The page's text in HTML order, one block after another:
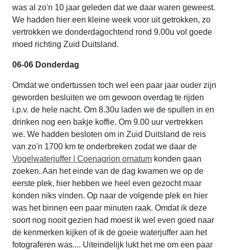
was al zo'n 10 jaar geleden dat we daar waren geweest.
We hadden hier een kleine week voor uit getrokken, zo
vertrokken we donderdagochtend rond 9.00u vol goede
moed richting Zuid Duitsland.
06-06 Donderdag
Omdat we ondertussen toch wel een paar jaar ouder zijn
geworden besluiten we om gewoon overdag te rijden
i.p.v. de hele nacht. Om 8.30u laden we de spullen in en
drinken nog een bakje koffie. Om 9.00 uur vertrekken
we. We hadden besloten om in Zuid Duitsland de reis
van zo'n 1700 km te onderbreken zodat we daar de
Vogelwaterjuffer | Coenagrion ornatum konden gaan
zoeken. Aan het einde van de dag kwamen we op de
eerste plek, hier hebben we heel even gezocht maar
konden niks vinden. Op naar de volgende plek en hier
was het binnen een paar minuten raak. Omdat ik deze
soort nog nooit gezien had moest ik wel even goed naar
de kenmerken kijken of ik de goeie waterjuffer aan het
fotograferen was.... Uiteindelijk lukt het me om een paar